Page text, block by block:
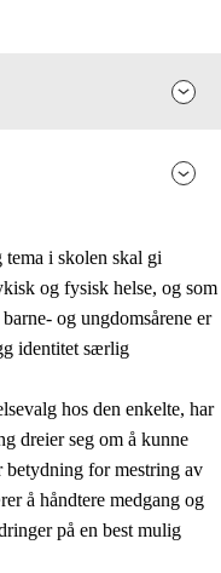
danning
i skolen skal gi
og fysisk helse, og som
og ungdomsårene er
identitet særlig
hos den enkelte, har
dreier seg om å kunne
betydning for mestring av
å håndtere medgang og
på en best mulig